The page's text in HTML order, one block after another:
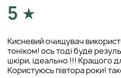
5
Кисневий очищувач
тоніком! ось тоді буде
шкіри, ідеально !!! Кращого
Користуюсь півтора роки!